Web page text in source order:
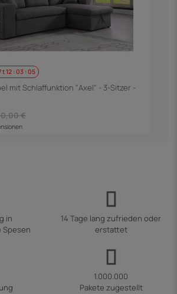
t12 :03 :04
mit Schlaffunktion "Axel" - 3-Sitzer -
€
in
Spesen
14 Tage lang zufrieden oder
erstattet
1.000.000
Pakete zugestellt